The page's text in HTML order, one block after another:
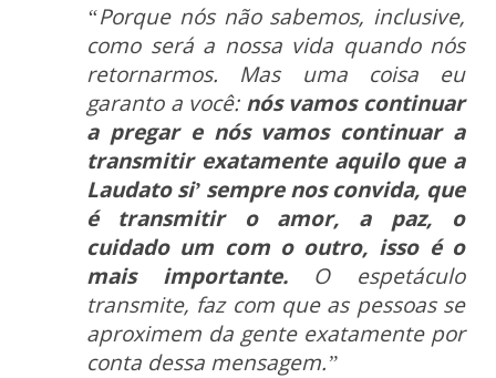
“Porque nós não sabemos, inclusive,
como será a nossa vida quando nós
retornarmos. Mas uma coisa eu
garanto a você: nós vamos continuar
a pregar e nós vamos continuar a
transmitir exatamente aquilo que a
Laudato si’ sempre nos convida, que
é transmitir o amor, a paz, o
cuidado um com o outro, isso é o
mais importante. O espetáculo
transmite, faz com que as pessoas se
aproximem da gente exatamente por
conta dessa mensagem.”